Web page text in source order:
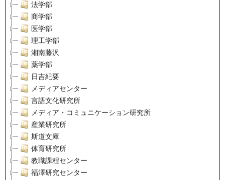
法学部
商学部
医学部
理工学部
湘南藤沢
薬学部
日吉紀要
メディアセンター
言語文化研究所
メディア・コミュニケーション研究所
産業研究所
斯道文庫
体育研究所
教職課程センター
福澤研究センター